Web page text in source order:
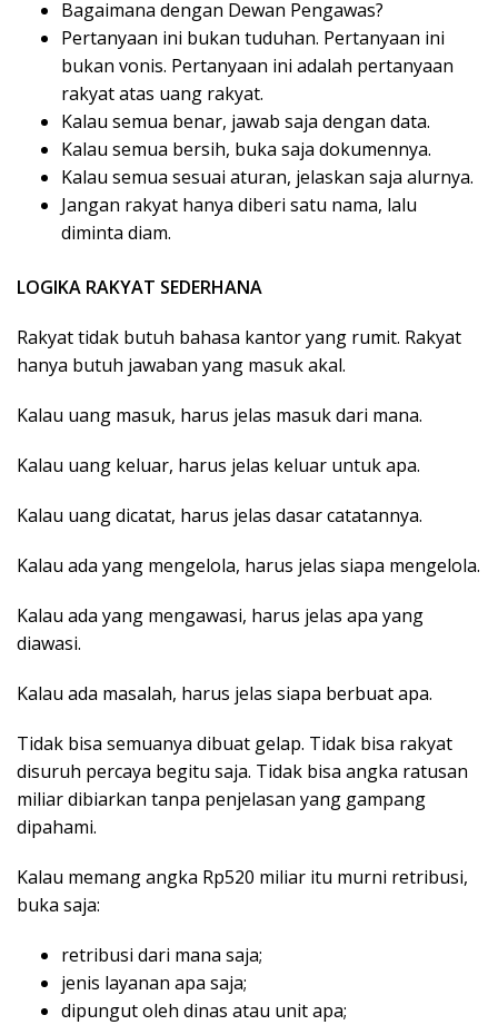
Bagaimana dengan Dewan Pengawas?
Pertanyaan ini bukan tuduhan. Pertanyaan ini
bukan vonis. Pertanyaan ini adalah pertanyaan
rakyat atas uang rakyat.
Kalau semua benar, jawab saja dengan data.
Kalau semua bersih, buka saja dokumennya.
Kalau semua sesuai aturan, jelaskan saja alurnya.
Jangan rakyat hanya diberi satu nama, lalu
diminta diam.
LOGIKA RAKYAT SEDERHANA
Rakyat tidak butuh bahasa kantor yang rumit. Rakyat
hanya butuh jawaban yang masuk akal.
Kalau uang masuk, harus jelas masuk dari mana.
Kalau uang keluar, harus jelas keluar untuk apa.
Kalau uang dicatat, harus jelas dasar catatannya.
Kalau ada yang mengelola, harus jelas siapa mengelola.
Kalau ada yang mengawasi, harus jelas apa yang
diawasi.
Kalau ada masalah, harus jelas siapa berbuat apa.
Tidak bisa semuanya dibuat gelap. Tidak bisa rakyat
disuruh percaya begitu saja. Tidak bisa angka ratusan
miliar dibiarkan tanpa penjelasan yang gampang
dipahami.
Kalau memang angka Rp520 miliar itu murni retribusi,
buka saja:
retribusi dari mana saja;
jenis layanan apa saja;
dipungut oleh dinas atau unit apa;